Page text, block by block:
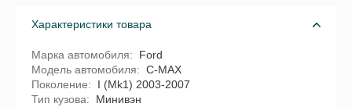
Характеристики товара
Марка автомобиля
Ford
Модель автомобиля
C-MAX
Поколение
I (Mk1) 2003-2007
Тип кузова
Минивэн